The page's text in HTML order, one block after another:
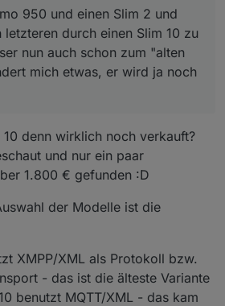
AIVI - eine Liste der jeweiligen
siehe weiter unten).
der Richtung Installationen? Falls
melden.
den letzteren durch einen Slim 10 zu
wundert mich etwas, er wird ja noch
da ich nur einige einfache
des Slim 2 nutze, würde mich eine
komme.
950 und einen Slim 2 und
durch einen Slim 10 zu
nun auch schon zum "alten
mich etwas, er wird ja noch
denn wirklich noch verkauft?
und nur ein paar
1.800 € gefunden :D
der Modelle ist die
XMPP/XML als Protokoll bzw.
- das ist die älteste Variante
benutzt MQTT/XML - das kam